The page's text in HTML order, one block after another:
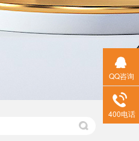
QQ咨询
400电话